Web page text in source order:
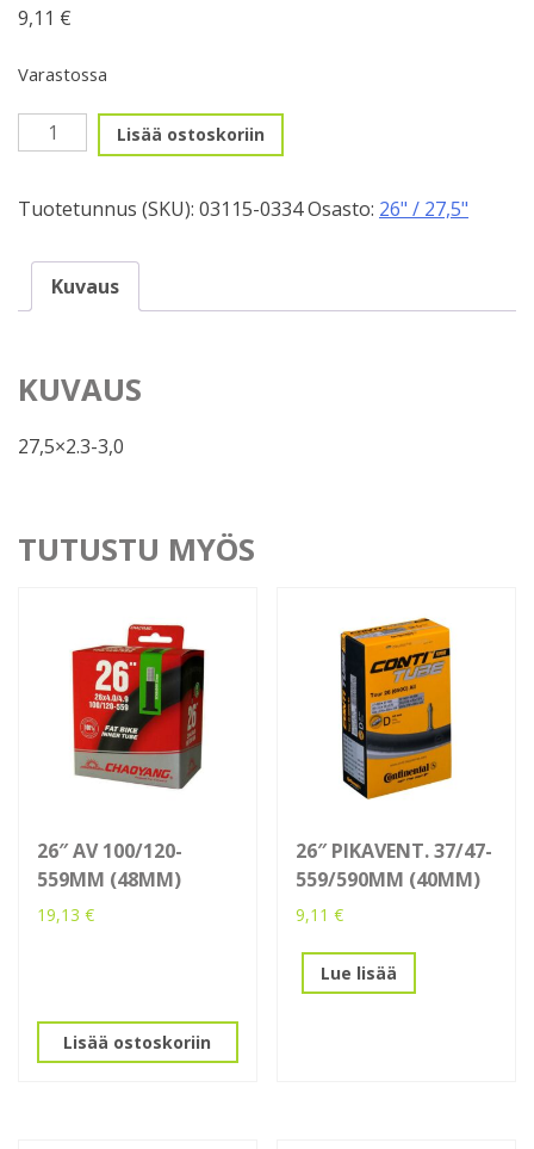
9,11 €
Varastossa
27,5"
prestavent.
584mm
Lisää ostoskoriin
Tuotetunnus (SKU): 03115-0334Osasto: 26" / 27,5"
Kuvaus
KUVAUS
27,5×2.3-3,0
TUTUSTU MYÖS
26″ AV 100/120-
559MM (48MM)
19,13 €
Lisää ostoskoriin
26″ PIKAVENT. 37/47-
559/590MM (40MM)
9,11€
Lue lisää